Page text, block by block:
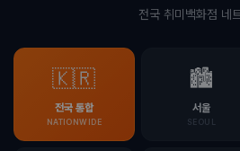
전국 취미백화점 네
🇰🇷
전국 통합
NATIONWIDE
🏙️
서울
SEOUL